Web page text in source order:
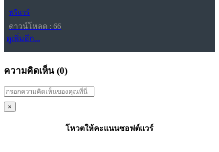
ฟรีแวร์
ดาวน์โหลด : 66
ดูเพิ่มอีก...
ความคิดเห็น (0)
×
โหวตให้คะแนนซอฟต์แวร์